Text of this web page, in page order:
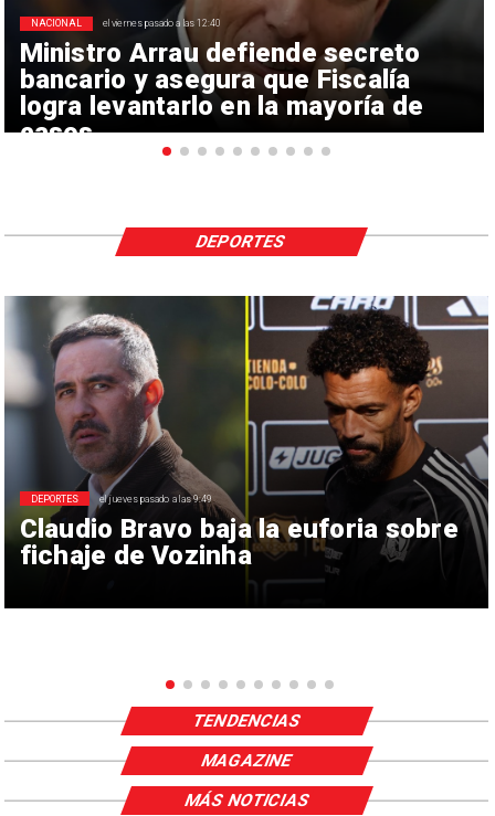
Ministro Arrau defiende secreto
bancario y asegura que Fiscalía
logra levantarlo en la mayoría de
casos
NACIONAL el viernes pasado a las 12:40
Claudio Bravo baja la euforia sobre
fichaje de Vozinha
DEPORTES el jueves pasado a las 9:49
DEPORTES
TENDENCIAS
MAGAZINE
MÁS NOTICIAS